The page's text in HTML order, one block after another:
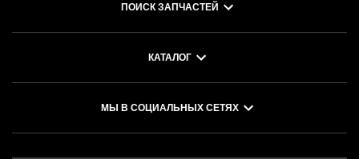
ПОИСК ЗАПЧАСТЕЙ
КАТАЛОГ
МЫ В СОЦИАЛЬНЫХ СЕТЯХ